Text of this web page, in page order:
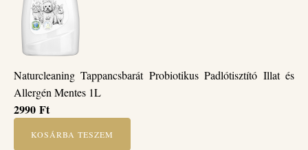
Naturcleaning Tappancsbarát Probiotikus Padlótisztító Illat és
Allergén Mentes 1L
2990 Ft
KOSÁRBA TESZEM